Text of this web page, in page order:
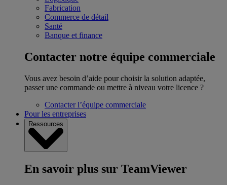
Fabrication
Commerce de détail
Santé
Banque et finance
Contacter notre équipe commerciale
Vous avez besoin d’aide pour choisir la solution adaptée,
passer une commande ou mettre à niveau votre licence ?
Contacter l’équipe commerciale
Pour les entreprises
Ressources
En savoir plus sur TeamViewer